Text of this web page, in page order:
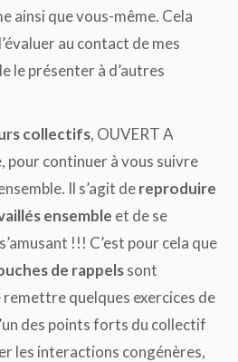
ainsi que vous-même. Cela
au contact de mes
le présenter à d’autres
collectifs, OUVERT A
pour continuer à vous suivre
Il s’agit dereproduire
ensemble et de se
!!! C’est pour cela que
de rappelssont
quelques exercices de
des points forts du collectif
les interactions congénères,